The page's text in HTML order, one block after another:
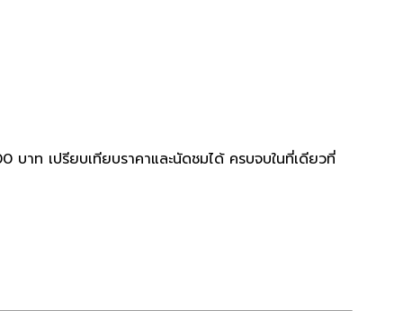
าท เปรียบเทียบราคาและนัดชมได้ ครบจบในที่เดียวที่